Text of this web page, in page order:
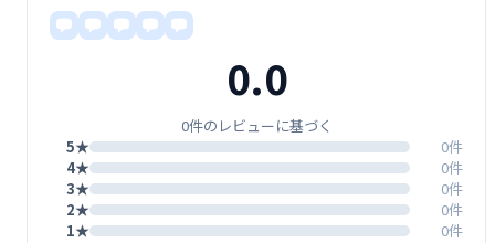
0.0
0件のレビューに基づく
5★
0件
4★
0件
3★
0件
2★
0件
1★
0件